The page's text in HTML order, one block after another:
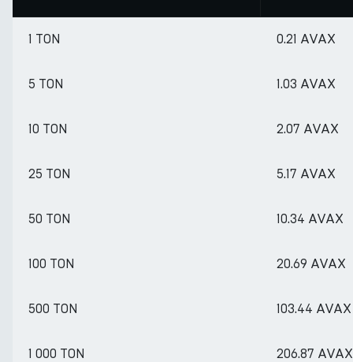
1 TON 0.21 AVAX
5 TON 1.03 AVAX
10 TON 2.07 AVAX
25 TON 5.17 AVAX
50 TON 10.34 AVAX
100 TON 20.69 AVAX
500 TON 103.44 AVAX
1 000 TON 206.87 AVAX